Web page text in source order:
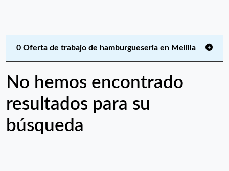
0 Oferta de trabajo de hamburgueseria en Melilla
No hemos encontrado
resultados para su
búsqueda